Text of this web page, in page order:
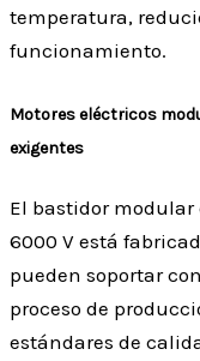
temperatura,
funcionamiento.
Motores eléctricos
exigentes
El bastidor modular
6000 V está
pueden soportar
proceso de
estándares de